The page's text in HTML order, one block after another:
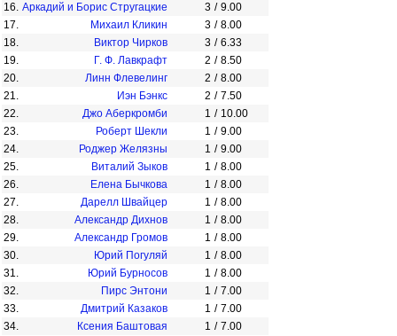
16. Аркадий и Борис Стругацкие 3 / 9.00
17.
Михаил Кликин 3 / 8.00
18.
Виктор Чирков 3 / 6.33
19.
Г. Ф. Лавкрафт 2 / 8.50
20.
Линн Флевелинг 2 / 8.00
21.
Иэн Бэнкс 2 / 7.50
22.
Джо Аберкромби 1 / 10.00
23.
Роберт Шекли 1 / 9.00
24.
Роджер Желязны 1 / 9.00
25.
Виталий Зыков 1 / 8.00
26.
Елена Бычкова 1 / 8.00
27.
Дарелл Швайцер 1 / 8.00
28.
Александр Дихнов 1 / 8.00
29.
Александр Громов 1 / 8.00
30.
Юрий Погуляй 1 / 8.00
31.
Юрий Бурносов 1 / 8.00
32.
Пирс Энтони 1 / 7.00
33.
Дмитрий Казаков 1 / 7.00
34.
Ксения Баштовая 1 / 7.00